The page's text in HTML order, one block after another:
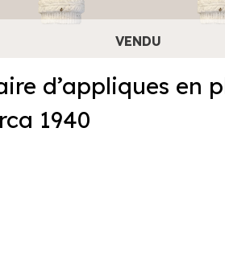
d’appliques en
1940